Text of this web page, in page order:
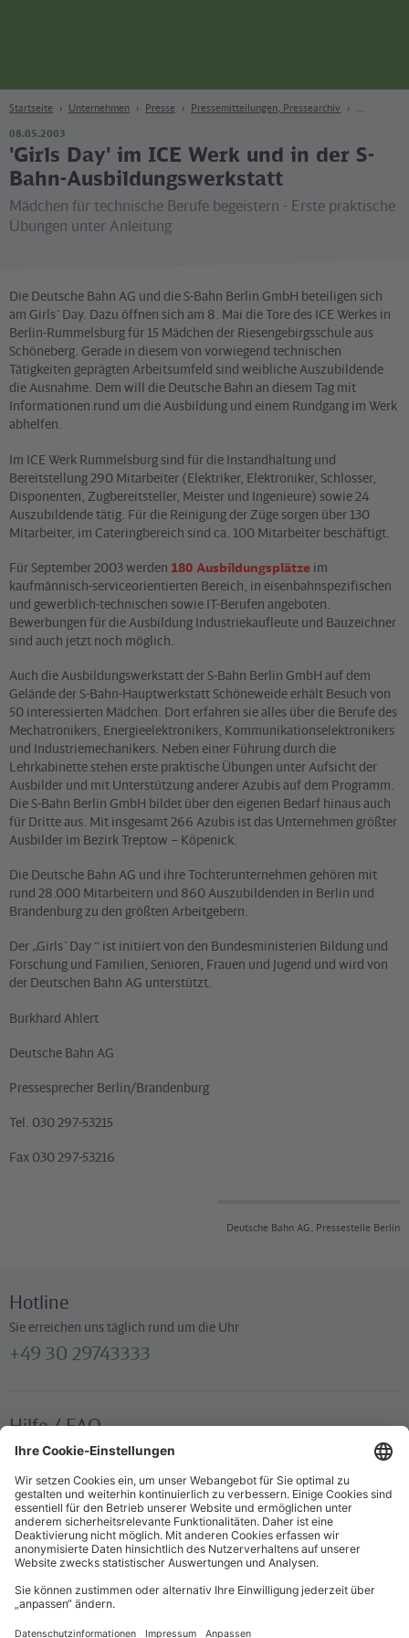
Startseite Unternehmen Presse Pressemitteilungen, Pressearchiv
08.05.2003
'Girls Day' im ICE Werk und in der S-
Bahn-Ausbildungswerkstatt
Mädchen für technische Berufe begeistern - Erste praktische
Übungen unter Anleitung
Die Deutsche Bahn AG und die S-Bahn Berlin GmbH beteiligen sich
am Girls`Day. Dazu öffnen sich am 8. Mai die Tore des ICE Werkes in
Berlin-Rummelsburg für 15 Mädchen der Riesengebirgsschule aus
Schöneberg. Gerade in diesem von vorwiegend technischen
Tätigkeiten geprägten Arbeitsumfeld sind weibliche Auszubildende
die Ausnahme. Dem will die Deutsche Bahn an diesem Tag mit
Informationen rund um die Ausbildung und einem Rundgang im Werk
abhelfen.
Im ICE Werk Rummelsburg sind für die Instandhaltung und
Bereitstellung 290 Mitarbeiter (Elektriker, Elektroniker, Schlosser,
Disponenten, Zugbereitsteller, Meister und Ingenieure) sowie 24
Auszubildende tätig. Für die Reinigung der Züge sorgen über 130
Mitarbeiter, im Cateringbereich sind ca. 100 Mitarbeiter beschäftigt.
Für September 2003 werden 180 Ausbildungsplätze im
kaufmännisch-serviceorientierten Bereich, in eisenbahnspezifischen
und gewerblich-technischen sowie IT-Berufen angeboten.
Bewerbungen für die Ausbildung Industriekaufleute und Bauzeichner
sind auch jetzt noch möglich.
Auch die Ausbildungswerkstatt der S-Bahn Berlin GmbH auf dem
Gelände der S-Bahn-Hauptwerkstatt Schöneweide erhält Besuch von
50 interessierten Mädchen. Dort erfahren sie alles über die Berufe des
Mechatronikers, Energieelektronikers, Kommunikationselektronikers
und Industriemechanikers. Neben einer Führung durch die
Lehrkabinette stehen erste praktische Übungen unter Aufsicht der
Ausbilder und mit Unterstützung anderer Azubis auf dem Programm.
Die S-Bahn Berlin GmbH bildet über den eigenen Bedarf hinaus auch
für Dritte aus. Mit insgesamt 266 Azubis ist das Unternehmen größter
Ausbilder im Bezirk Treptow – Köpenick.
Die Deutsche Bahn AG und ihre Tochterunternehmen gehören mit
rund 28.000 Mitarbeitern und 860 Auszubildenden in Berlin und
Brandenburg zu den größten Arbeitgebern.
Der „Girls`Day “ ist initiiert von den Bundesministerien Bildung und
Forschung und Familien, Senioren, Frauen und Jugend und wird von
der Deutschen Bahn AG unterstützt.
Burkhard Ahlert
Deutsche Bahn AG
Pressesprecher Berlin/Brandenburg
Tel. 030 297-53215
Fax 030 297-53216
Deutsche Bahn AG, Pressestelle Berlin
Hotline
Sie erreichen uns täglich rund um die Uhr
+49 30 29743333
Hilfe / FAQ
Die wichtigsten Antworten und Hilfestellungen für unterwegs
Verkaufsstellen
Ticketverkauf und persönliche Beratung
Newsletter